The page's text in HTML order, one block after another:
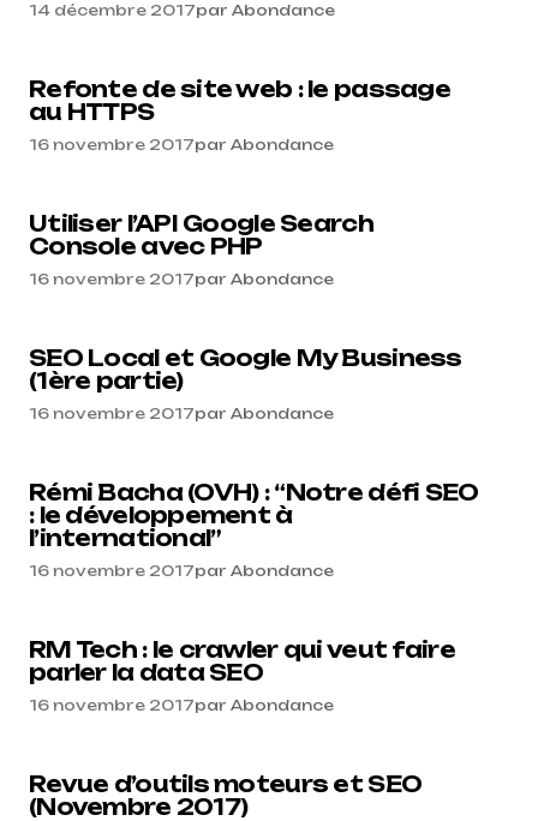
14 décembre 2017par Abondance
Refonte de site web : le passage
au HTTPS
16 novembre 2017par Abondance
Utiliser l’API Google Search
Console avec PHP
16 novembre 2017par Abondance
SEO Local et Google My Business
(1ère partie)
16 novembre 2017par Abondance
Rémi Bacha (OVH) : “Notre défi SEO
: le développement à
l’international”
16 novembre 2017par Abondance
RM Tech : le crawler qui veut faire
parler la data SEO
16 novembre 2017par Abondance
Revue d’outils moteurs et SEO
(Novembre 2017)